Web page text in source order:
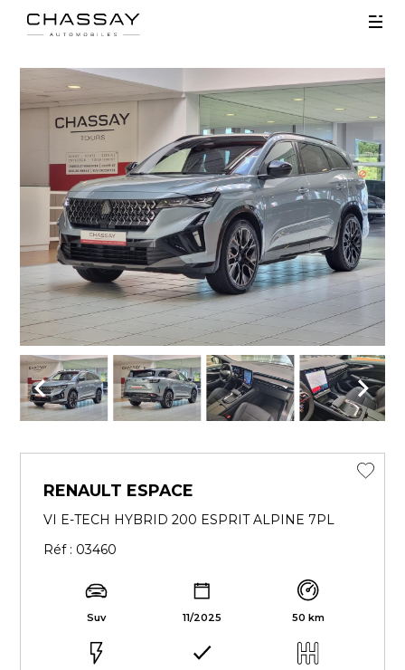
RENAULT ESPACE
VI E-TECH HYBRID 200 ESPRIT ALPINE 7PL
Réf : 03460
Suv 11/2025 50 km